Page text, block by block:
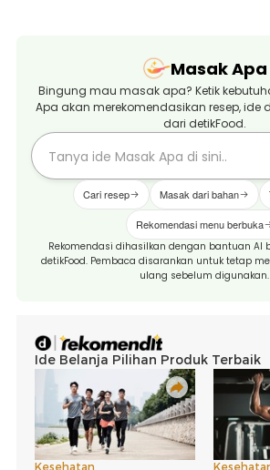
Masak Apa
Bingung mau masak apa? Ketik
Apa akan merekomendasikan resep, ide
dari detikFood.
Cari resep Masak dari bahan
Rekomendasi menu berbuka
Rekomendasi dihasilkan dengan bantuan AI
detikFood. Pembaca disarankan untuk tetap
ulang sebelum digunakan.